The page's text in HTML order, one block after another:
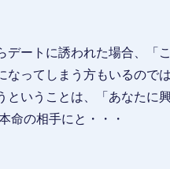
デートに誘われた場合、「
ってしまう方もいるので
ということは、「あなたに
命の相手にと・・・